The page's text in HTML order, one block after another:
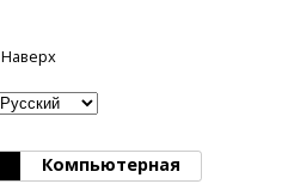
Наверх
Компьютерная